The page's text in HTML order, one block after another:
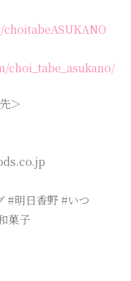
choi_tabe_asukano/
＞
#明日香野 #いつ
菓子